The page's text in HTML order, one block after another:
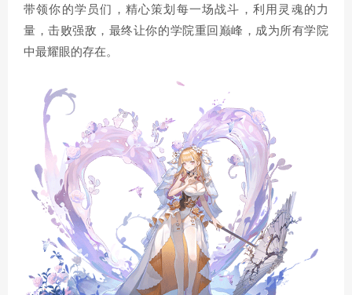
带领你的学员们，精心策划每一场战斗，利用灵魂的力
量，击败强敌，最终让你的学院重回巅峰，成为所有学院
中最耀眼的存在。